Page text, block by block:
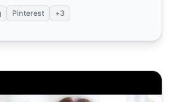
Pinterest +3
erreur lors de la vente de